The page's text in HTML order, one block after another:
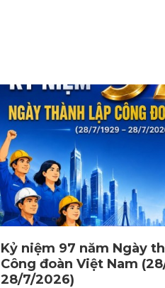
Kỷ niệm 97 năm Ngày
Công đoàn Việt Nam
28/7/2026)